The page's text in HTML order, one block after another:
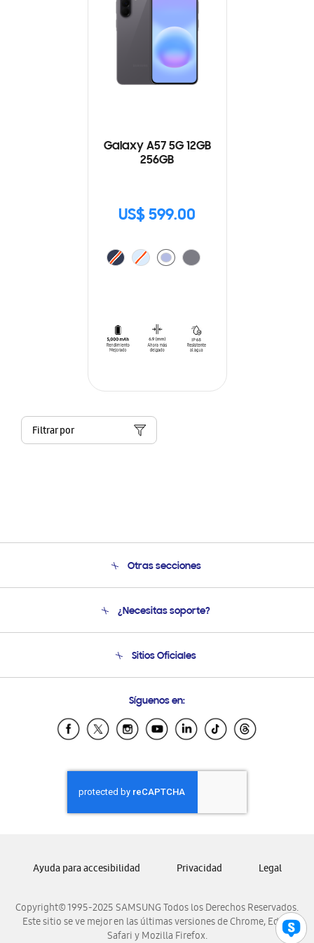
Galaxy A57 5G 12GB
256GB
US$ 599.00
Filtrar por
Otras secciones
Soporte
Condiciones de Compra
¿Necesitas soporte?
Soporte vía eMail
Sitios Oficiales
Samsung Ecuador
Samsung El Salvador
Samsung Honduras
Samsung Nicaragua
Samsung Panamá
Samsung Venezuela
Síguenos en:
Copyright© 1995-2025 SAMSUNG Todos los Derechos Reservados.
Este sitio se ve mejor en las últimas versiones de Chrome, Edge,
Safari y Mozilla Firefox.
Ayuda para accesibilidad Privacidad Legal